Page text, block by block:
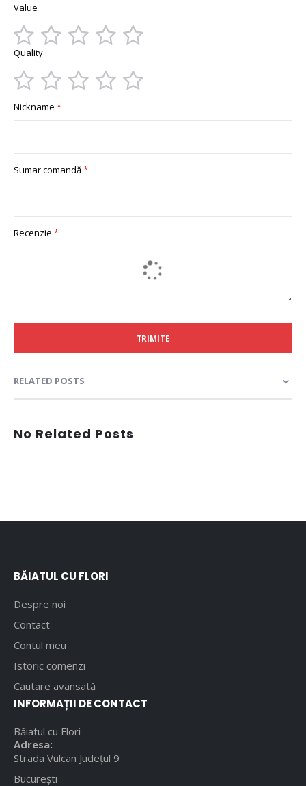
1
2
3
4
5
Value
1
2
3
4
5
Quality
star
stars
stars
stars
stars
Nickname
Sumar comandă
Recenzie
TRIMITE
RELATED POSTS
No Related Posts
BĂIATUL CU FLORI
Despre noi
Contact
Contul meu
Istoric comenzi
Cautare avansată
INFORMAȚII DE CONTACT
Băiatul cu Flori
Adresa:
Strada Vulcan Județul 9
București